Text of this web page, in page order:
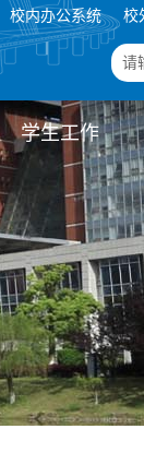
校内办公系统 校
学生工作